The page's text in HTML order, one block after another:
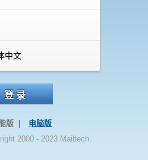
登 录
版 |
电脑版
2000 - 2023 Mailtech.